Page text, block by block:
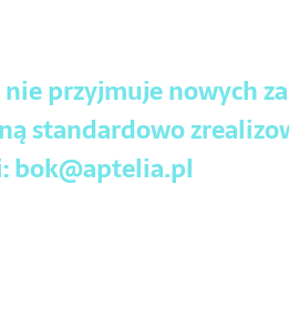
przyjmuje nowych
standardowo
bok@aptelia.pl